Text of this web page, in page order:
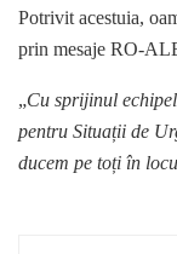
Potrivit acestuia,
prin mesaje RO-
„Cu sprijinul
pentru Situații de
ducem pe toți în